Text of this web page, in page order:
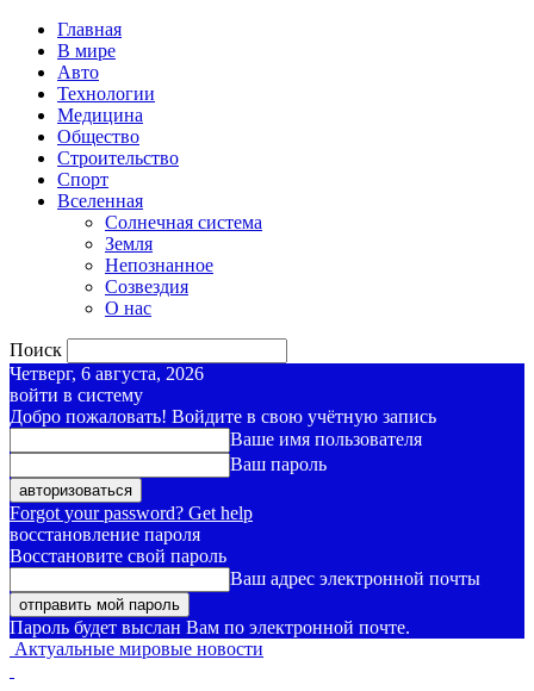
Главная
В мире
Авто
Технологии
Медицина
Общество
Строительство
Спорт
Вселенная
Солнечная система
Земля
Непознанное
Созвездия
О нас
Поиск
Четверг, 6 августа, 2026
войти в систему
Добро пожаловать! Войдите в свою учётную запись
Ваше имя пользователя
Ваш пароль
Forgot your password? Get help
восстановление пароля
Восстановите свой пароль
Ваш адрес электронной почты
Пароль будет выслан Вам по электронной почте.
Актуальные мировые новости